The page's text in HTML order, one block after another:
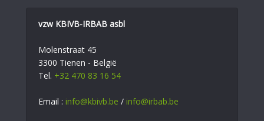
vzw KBIVB-IRBAB asbl
Molenstraat 45
3300 Tienen - België
Tel. +32 470 83 16 54
Email : info@kbivb.be / info@irbab.be